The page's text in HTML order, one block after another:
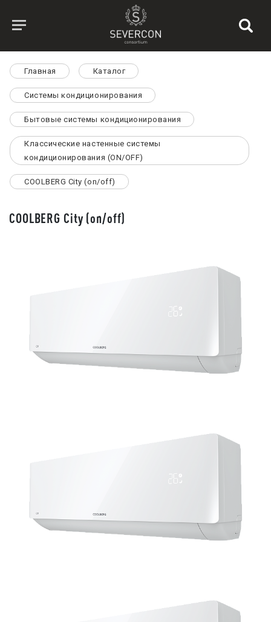
Главная Каталог
Системы кондиционирования
Бытовые системы кондиционирования
Классические настенные системы
кондиционирования (ON/OFF)
СOOLBERG City (on/off)
СOOLBERG City (on/off)